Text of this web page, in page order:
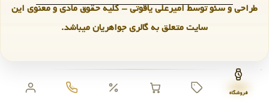
طراحی و سئو توسط امیرعلی یاقوتی - کلیه حقوق مادی و معنوی این
سایت متعلق به گالری جواهریان میباشد.
فروشگاه